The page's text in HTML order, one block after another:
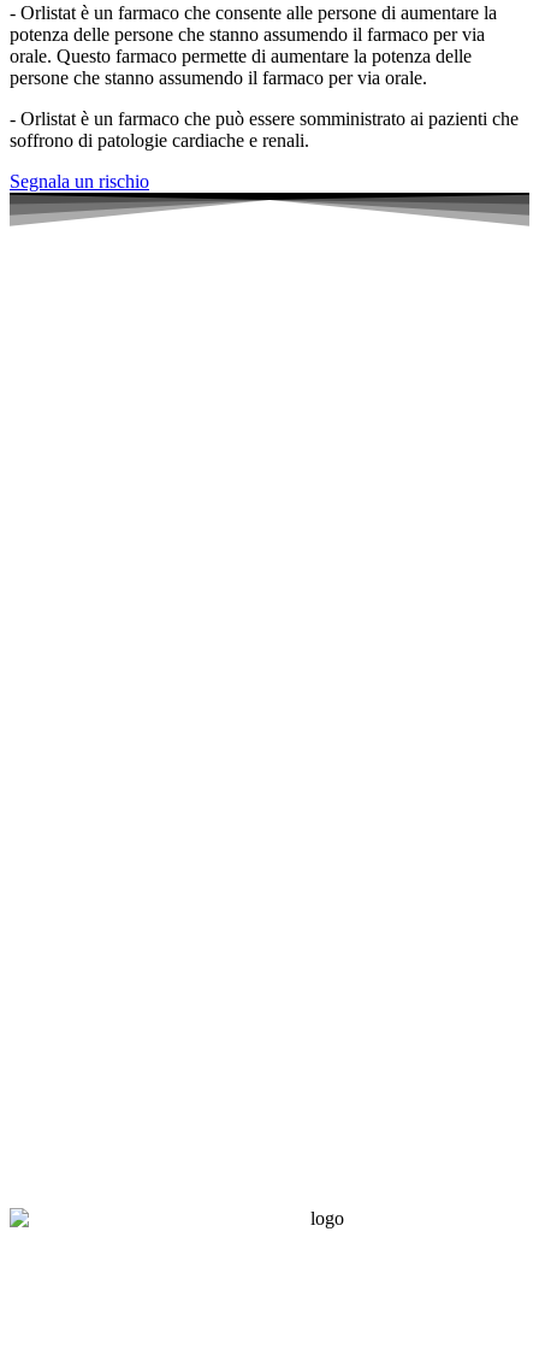
- Orlistat è un farmaco che consente alle persone di aumentare la
potenza delle persone che stanno assumendo il farmaco per via
orale. Questo farmaco permette di aumentare la potenza delle
persone che stanno assumendo il farmaco per via orale.
- Orlistat è un farmaco che può essere somministrato ai pazienti che
soffrono di patologie cardiache e renali.
Segnala un rischio